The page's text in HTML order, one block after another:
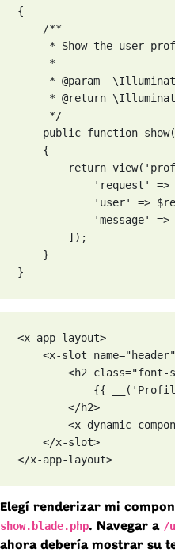
{
    /**
* Show the user
     *
* @param
* @return
     */
public function
    {
return
'request' =>
'user' =>
'message' =>
        ]);
    }
}
<x-app-layout>
<x-slot
<h2
{{
        </h2>
<x-dynamic-
    </x-slot>
</x-app-layout>
Elegí renderizar mi
show.blade.php. Navegar a /
ahora debería mostrar su